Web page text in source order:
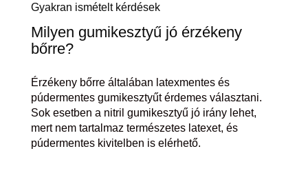
Gyakran ismételt kérdések
Milyen gumikesztyű jó érzékeny
bőrre?
Érzékeny bőrre általában latexmentes és
púdermentes gumikesztyűt érdemes választani.
Sok esetben a nitril gumikesztyű jó irány lehet,
mert nem tartalmaz természetes latexet, és
púdermentes kivitelben is elérhető.